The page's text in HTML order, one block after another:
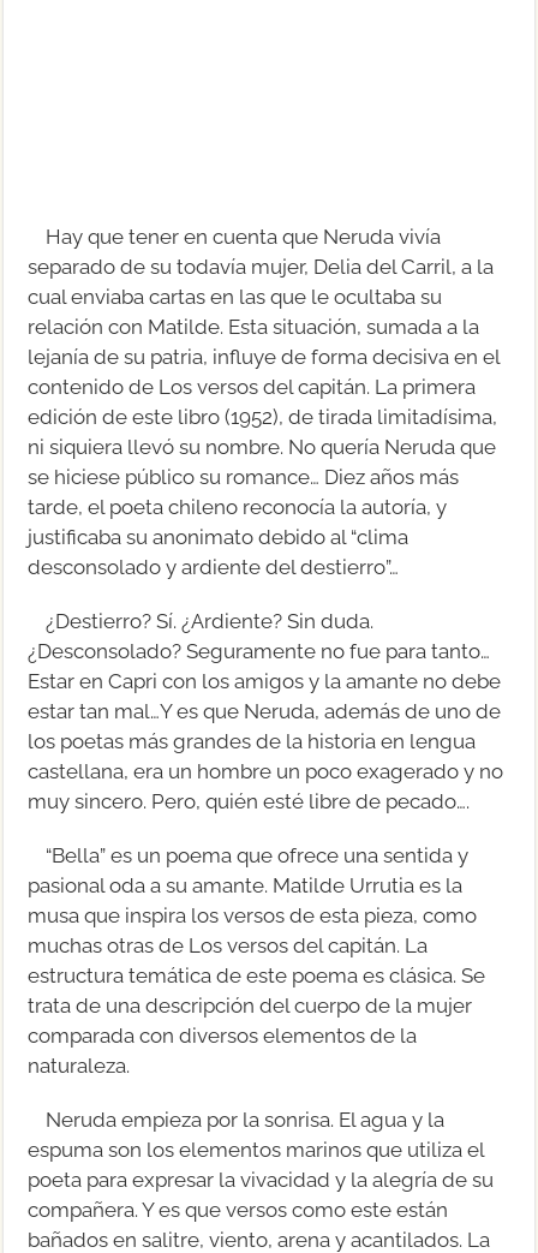
Hay que tener en cuenta que Neruda vivía
separado de su todavía mujer, Delia del Carril, a la
cual enviaba cartas en las que le ocultaba su
relación con Matilde. Esta situación, sumada a la
lejanía de su patria, influye de forma decisiva en el
contenido de Los versos del capitán. La primera
edición de este libro (1952), de tirada limitadísima,
ni siquiera llevó su nombre. No quería Neruda que
se hiciese público su romance… Diez años más
tarde, el poeta chileno reconocía la autoría, y
justificaba su anonimato debido al “clima
desconsolado y ardiente del destierro”…
¿Destierro? Sí. ¿Ardiente? Sin duda.
¿Desconsolado? Seguramente no fue para tanto…
Estar en Capri con los amigos y la amante no debe
estar tan mal…Y es que Neruda, además de uno de
los poetas más grandes de la historia en lengua
castellana, era un hombre un poco exagerado y no
muy sincero. Pero, quién esté libre de pecado….
“Bella” es un poema que ofrece una sentida y
pasional oda a su amante. Matilde Urrutia es la
musa que inspira los versos de esta pieza, como
muchas otras de Los versos del capitán. La
estructura temática de este poema es clásica. Se
trata de una descripción del cuerpo de la mujer
comparada con diversos elementos de la
naturaleza.
Neruda empieza por la sonrisa. El agua y la
espuma son los elementos marinos que utiliza el
poeta para expresar la vivacidad y la alegría de su
compañera. Y es que versos como este están
bañados en salitre, viento, arena y acantilados. La